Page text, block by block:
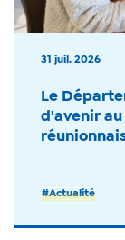
31 juil. 2026
Le
d'avenir au
#Actualité